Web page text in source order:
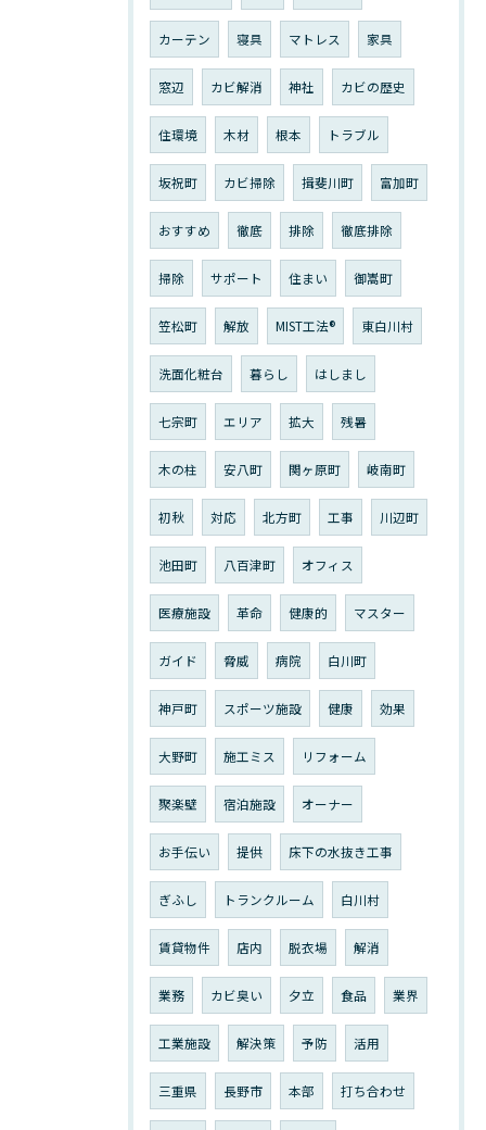
カーテン 寝具 マトレス 家具
窓辺 カビ解消 神社 カビの歴史
住環境 木材 根本 トラブル
坂祝町 カビ掃除 揖斐川町 富加町
おすすめ 徹底 排除 徹底排除
掃除 サポート 住まい 御嵩町
笠松町 解放 MIST工法®︎ 東白川村
洗面化粧台 暮らし はしまし
七宗町 エリア 拡大 残暑
木の柱 安八町 関ヶ原町 岐南町
初秋 対応 北方町 工事 川辺町
池田町 八百津町 オフィス
医療施設 革命 健康的 マスター
ガイド 脅威 病院 白川町
神戸町 スポーツ施設 健康 効果
大野町 施工ミス リフォーム
聚楽壁 宿泊施設 オーナー
お手伝い 提供 床下の水抜き工事
ぎふし トランクルーム 白川村
賃貸物件 店内 脱衣場 解消
業務 カビ臭い 夕立 食品 業界
工業施設 解決策 予防 活用
三重県 長野市 本部 打ち合わせ